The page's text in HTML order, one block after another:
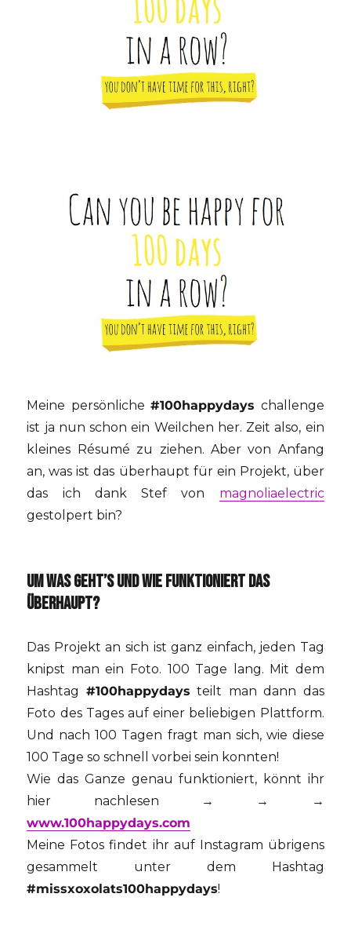
Meine persönliche#100happydays challenge
ist ja nun schon ein Weilchen her. Zeit also, ein
kleines Résumé zu ziehen. Aber von Anfang
an, was ist das überhaupt für ein Projekt, über
das ich dank Stef von magnoliaelectric
gestolpert bin?
UM WAS GEHT’S UND WIE FUNKTIONIERT DAS
ÜBERHAUPT?
Das Projekt an sich ist ganz einfach, jeden Tag
knipst man ein Foto. 100 Tage lang. Mit dem
Hashtag #100happydays teilt man dann das
Foto des Tages auf einer beliebigen Plattform.
Und nach 100 Tagen fragt man sich, wie diese
100 Tage so schnell vorbei sein konnten!
Wie das Ganze genau funktioniert, könnt ihr
hier nachlesen → → →
www.100happydays.com
Meine Fotos findet ihr auf Instagram übrigens
gesammelt unter dem Hashtag
#missxoxolats100happydays!